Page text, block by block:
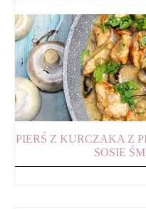
PIERŚ Z KURCZAKA Z
SOSIE